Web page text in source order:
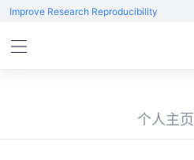
Improve Research Reproducibility
个人主页